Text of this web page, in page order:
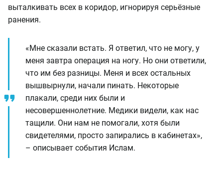
выталкивать всех в коридор, игнорируя серьёзные
ранения.
«Мне сказали встать. Я ответил, что не могу, у
меня завтра операция на ногу. Но они ответили,
что им без разницы. Меня и всех остальных
вышвырнули, начали пинать. Некоторые
плакали, среди них были и
несовершеннолетние. Медики видели, как нас
тащили. Они нам не помогали, хотя были
свидетелями, просто запирались в кабинетах»,
– описывает события Ислам.